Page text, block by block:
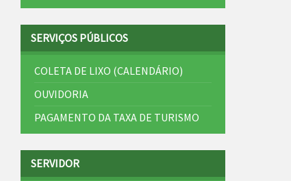
SERVIÇOS PÚBLICOS
COLETA DE LIXO (CALENDÁRIO)
OUVIDORIA
PAGAMENTO DA TAXA DE TURISMO
SERVIDOR